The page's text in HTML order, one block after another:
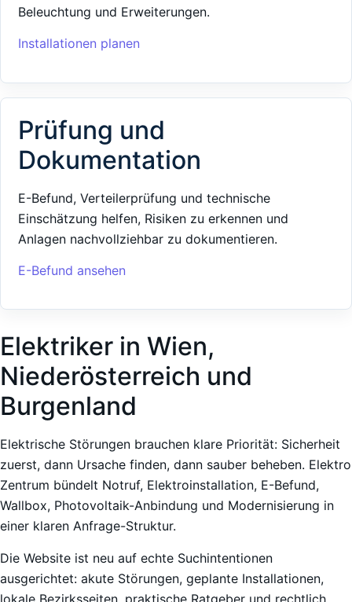
Beleuchtung und Erweiterungen.
Installationen planen
Prüfung und
Dokumentation
E-Befund, Verteilerprüfung und technische
Einschätzung helfen, Risiken zu erkennen und
Anlagen nachvollziehbar zu dokumentieren.
E-Befund ansehen
Elektriker in Wien,
Niederösterreich und
Burgenland
Elektrische Störungen brauchen klare Priorität: Sicherheit
zuerst, dann Ursache finden, dann sauber beheben. Elektro
Zentrum bündelt Notruf, Elektroinstallation, E-Befund,
Wallbox, Photovoltaik-Anbindung und Modernisierung in
einer klaren Anfrage-Struktur.
Die Website ist neu auf echte Suchintentionen
ausgerichtet: akute Störungen, geplante Installationen,
lokale Bezirksseiten, praktische Ratgeber und rechtlich